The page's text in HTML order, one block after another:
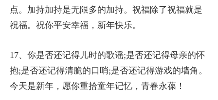
点。加持加持是无限多的加持。祝福除了祝福就是
祝福。祝你平安幸福，新年快乐。
17、你是否还记得儿时的歌谣;是否还记得母亲的怀
抱;是否还记得清脆的口哨;是否还记得游戏的墙角。
今天是新年，愿你重拾童年记忆，青春永葆！